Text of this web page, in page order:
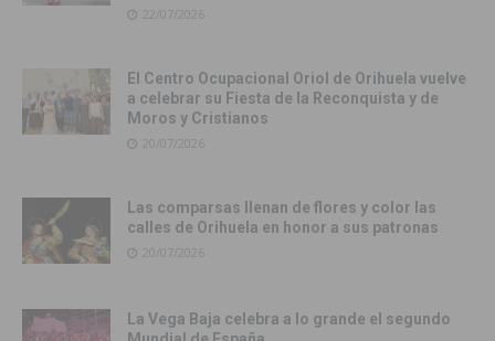
22/07/2026
El Centro Ocupacional Oriol de Orihuela vuelve
a celebrar su Fiesta de la Reconquista y de
Moros y Cristianos
20/07/2026
Las comparsas llenan de flores y color las
calles de Orihuela en honor a sus patronas
20/07/2026
La Vega Baja celebra a lo grande el segundo